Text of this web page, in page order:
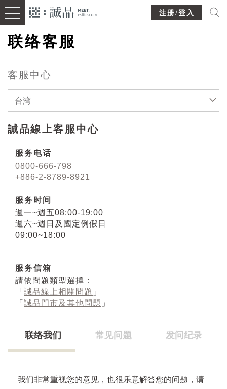
注册/登入
联络客服
客服中心
台湾
誠品線上客服中心
服务电话
0800-666-798
+886-2-8789-8921
服务时间
週一~週五08:00-19:00
週六~週日及國定例假日
09:00~18:00
服务信箱
請依問題類型選擇：
「 誠品線上相關問題 」
「 誠品門市及其他問題 」
联络我们 常见问题 发问纪录
我们非常重视您的意见，也很乐意解答您的问题，请